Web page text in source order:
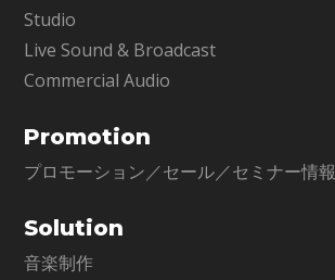
Studio
Live Sound & Broadcast
Commercial Audio
Promotion
プロモーション／セール／セミナー情報
Solution
音楽制作